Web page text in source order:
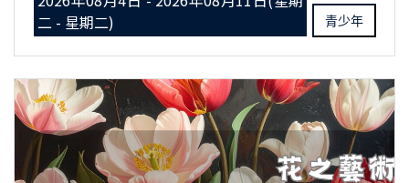
二 - 星期二)
青少年